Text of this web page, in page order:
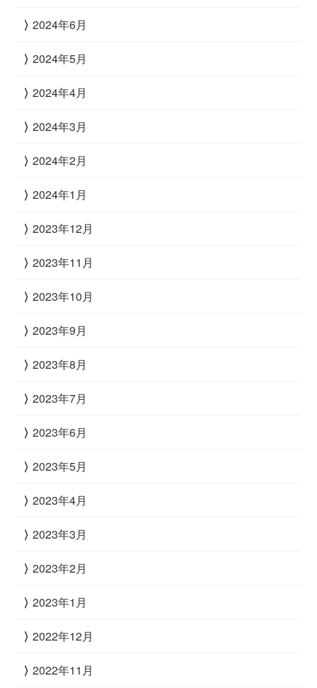
2024年6月
2024年5月
2024年4月
2024年3月
2024年2月
2024年1月
2023年12月
2023年11月
2023年10月
2023年9月
2023年8月
2023年7月
2023年6月
2023年5月
2023年4月
2023年3月
2023年2月
2023年1月
2022年12月
2022年11月